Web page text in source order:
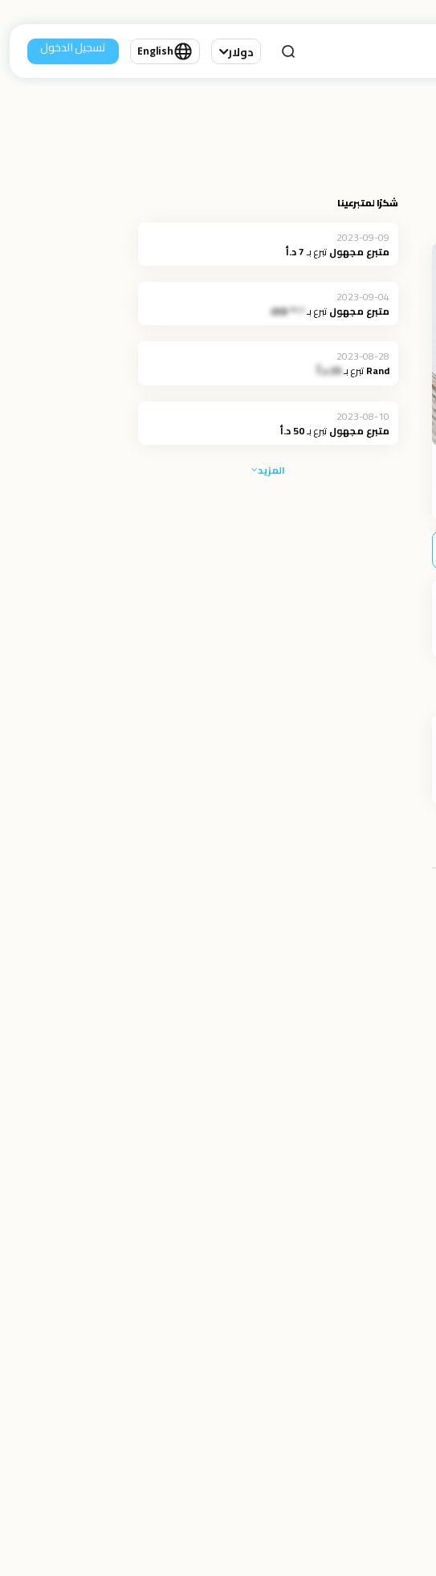
دولار English تسجيل الدخول
شكرًا لمتبرعينا
2023-09-09
متبرع مجهولتبرع بـ7 د.أ
2023-09-04
متبرع مجهولتبرع بـ*.** JOD
2023-08-28
Randتبرع بـ25 د.أ
2023-08-10
متبرع مجهولتبرع بـ50 د.أ
المزيد